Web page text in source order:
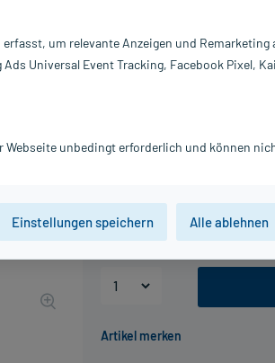
inkl. MwSt. zzgl. Versandkosten
20 St 20 St
PZN:
Hersteller:
um relevante Anzeigen und Remarketing
Universal Event Tracking, Facebook Pixel,
Webseite unbedingt erforderlich und können
Einstellungen speichern Alle ablehnen